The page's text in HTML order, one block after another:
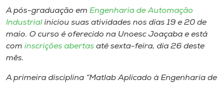
Unoesc
Store
A pós-graduação em Engenharia de Automação
Industrial iniciou suas atividades nos dias 19 e 20 de
maio. O curso é oferecido na Unoesc Joaçaba e está
com inscrições abertas até sexta-feira, dia 26 deste
mês.
A primeira disciplina “Matlab Aplicado à Engenharia de